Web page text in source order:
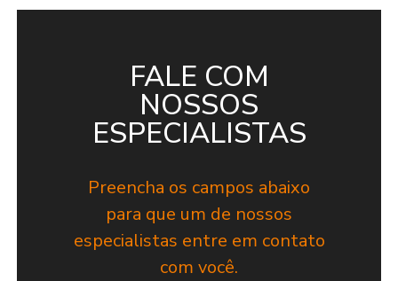
FALE COM
NOSSOS
ESPECIALISTAS
Preencha os campos abaixo
para que um de nossos
especialistas entre em contato
com você.